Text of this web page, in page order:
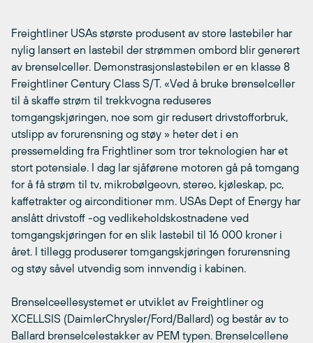
Freightliner USAs største produsent av store lastebiler har
nylig lansert en lastebil der strømmen ombord blir generert
av brenselceller. Demonstrasjonslastebilen er en klasse 8
Freightliner Century Class S/T. «Ved å bruke brenselceller
til å skaffe strøm til trekkvogna reduseres
tomgangskjøringen, noe som gir redusert drivstofforbruk,
utslipp av forurensning og støy » heter det i en
pressemelding fra Frightliner som tror teknologien har et
stort potensiale. I dag lar sjåførene motoren gå på tomgang
for å få strøm til tv, mikrobølgeovn, stereo, kjøleskap, pc,
kaffetrakter og airconditioner mm. USAs Dept of Energy har
anslått drivstoff -og vedlikeholdskostnadene ved
tomgangskjøringen for en slik lastebil til 16 000 kroner i
året. I tillegg produserer tomgangskjøringen forurensning
og støy såvel utvendig som innvendig i kabinen.
Brenselceellesystemet er utviklet av Freightliner og
XCELLSIS (DaimlerChrysler/Ford/Ballard) og består av to
Ballard brenselcelestakker av PEM typen. Brenselcellene